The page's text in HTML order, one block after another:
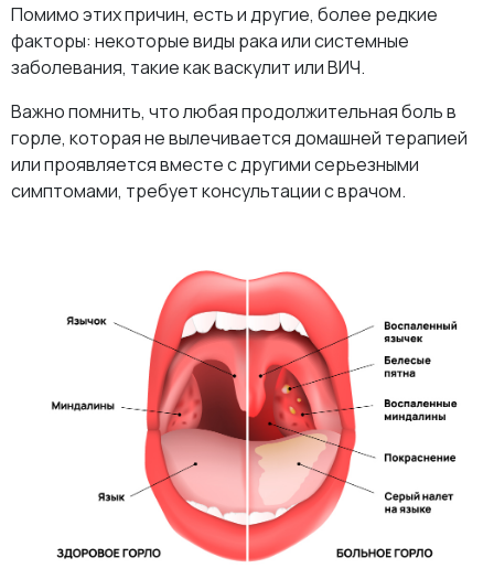
Помимо этих причин, есть и другие, более редкие
факторы: некоторые виды рака или системные
заболевания, такие как васкулит или ВИЧ.
Важно помнить, что любая продолжительная боль в
горле, которая не вылечивается домашней терапией
или проявляется вместе с другими серьезными
симптомами, требует консультации с врачом.